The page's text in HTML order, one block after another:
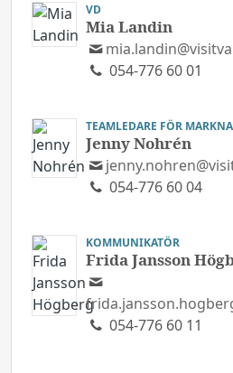
VD
Mia Landin
054-776 60 01
TEAMLEDARE FÖR
Jenny Nohrén
054-776 60 04
KOMMUNIKATÖR
Frida Jansson
054-776 60 11